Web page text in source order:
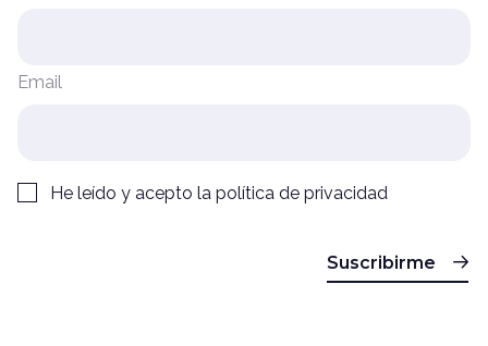
Email
He leído y acepto la política de privacidad
Suscribirme